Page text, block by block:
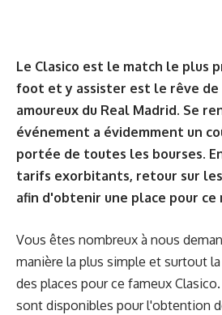
Le Clasico est le match le plus
foot et y assister est le rêve
amoureux du Real Madrid. Se
événement a évidemment un
portée de toutes les bourses.
tarifs exorbitants, retour sur
afin d'obtenir une place pour ce
Vous êtes nombreux à nous
manière la plus simple et surtout
des places pour ce fameux
sont disponibles pour l'obtention